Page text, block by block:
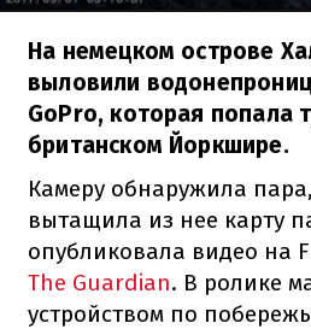
На немецком острове
выловили
GoPro, которая попала
британском Йоркшире.
Камеру обнаружила пара,
вытащила из нее карту
опубликовала видео на
The Guardian. В ролике
устройством по